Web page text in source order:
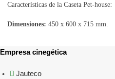
Características de la Caseta Pet-house:
Dimensiones: 450 x 600 x 715 mm.
Empresa cinegética
Jauteco